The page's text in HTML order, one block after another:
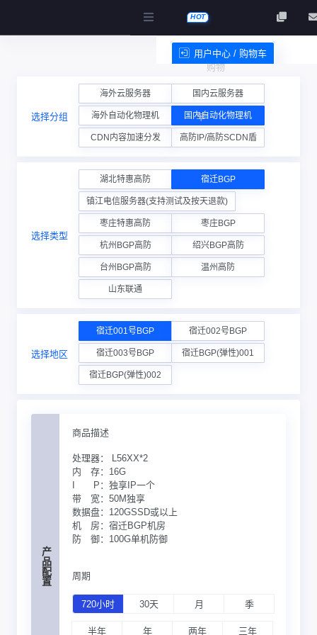
HOT
购物
车
用户中心 / 购物车
服务条款
选择分组
海外云服务器 国内云服务器
海外自动化物理机 国内自动化物理机
CDN内容加速分发 高防IP/高防SCDN盾
选择类型
湖北特惠高防 宿迁BGP
镇江电信服务器(支持测试及按天退款)
枣庄特惠高防 枣庄BGP
杭州BGP高防 绍兴BGP高防
台州BGP高防 温州高防
山东联通
选择地区
宿迁001号BGP 宿迁002号BGP
宿迁003号BGP 宿迁BGP(弹性)001
宿迁BGP(弹性)002
产品配置
商品描述
处理器：
L56XX*2
内 存： 16G
I P： 独享IP一个
带 宽： 50M独享
数据盘： 120GSSD或以上
机 房： 宿迁BGP机房
防 御： 100G单机防御
周期
720小时 30天 月 季
半年 年 两年 三年